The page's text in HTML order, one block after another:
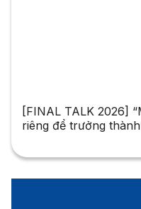
[FINAL TALK 2026]
riêng để trưởng